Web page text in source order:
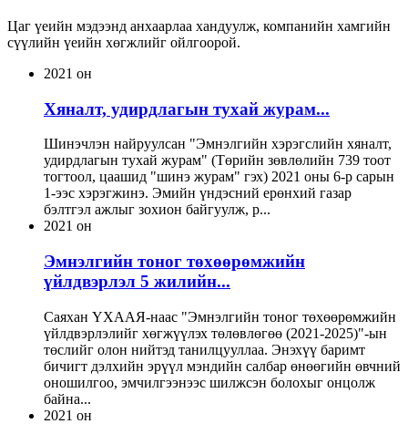
Цаг үеийн мэдээнд анхаарлаа хандуулж, компанийн хамгийн
сүүлийн үеийн хөгжлийг ойлгоорой.
2021 он
Хяналт, удирдлагын тухай журам...
Шинэчлэн найруулсан "Эмнэлгийн хэрэгслийн хяналт,
удирдлагын тухай журам" (Төрийн зөвлөлийн 739 тоот
тогтоол, цаашид "шинэ журам" гэх) 2021 оны 6-р сарын
1-ээс хэрэгжинэ. Эмийн үндэсний ерөнхий газар
бэлтгэл ажлыг зохион байгуулж, р...
2021 он
Эмнэлгийн тоног төхөөрөмжийн
үйлдвэрлэл 5 жилийн...
Саяхан ҮХААЯ-наас "Эмнэлгийн тоног төхөөрөмжийн
үйлдвэрлэлийг хөгжүүлэх төлөвлөгөө (2021-2025)"-ын
төслийг олон нийтэд танилцууллаа. Энэхүү баримт
бичигт дэлхийн эрүүл мэндийн салбар өнөөгийн өвчний
оношилгоо, эмчилгээнээс шилжсэн болохыг онцолж
байна...
2021 он